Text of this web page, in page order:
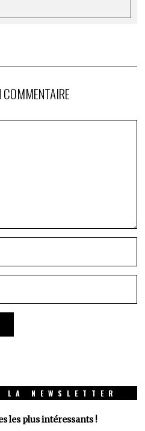
NEWSLETTER
les plus intéressants !